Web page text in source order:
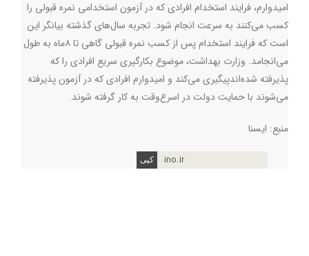
امیدوارم، فرایند استخدام افرادی که در آزمون استخدامی نمره قبولی را
کسب می‌کنند به سرعت انجام شود. تجربه سال‌های گذشته بیانگر این
است که فرایند استخدام پس از کسب نمره قبولی گاهی‌ تا ۸ماه به طول
می‌انجامد. وزارت بهداشت، موضوع بکارگیری سریع افرادی را که
پذیرفته شده‌اندپیگیری می‌کند و امیدوارم افرادی که در آزمون پذیرفته
می‌شوند با حمایت دولت در اسرع‌وقت به کار گرفته شوند.
منبع: ایسنا
ino.ir